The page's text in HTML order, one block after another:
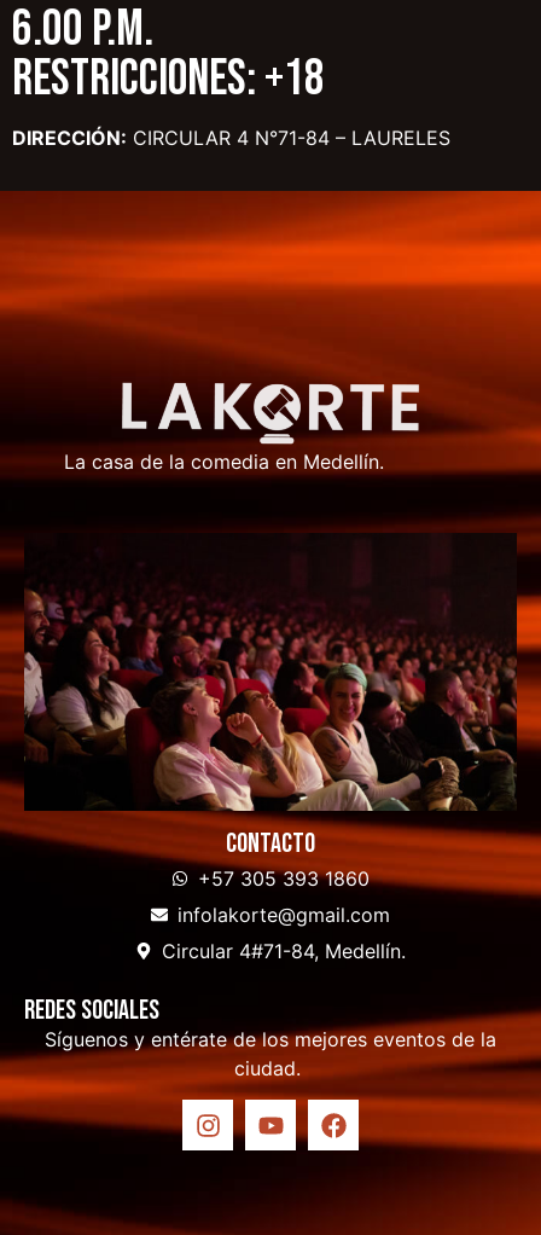
6.00 P.M.
RESTRICCIONES: +18
DIRECCIÓN: CIRCULAR 4 N°71-84 – LAURELES
La casa de la comedia en Medellín.
Contacto
+57 305 393 1860
infolakorte@gmail.com
Circular 4#71-84, Medellín.
Redes sociales
Síguenos y entérate de los mejores eventos de la
ciudad.